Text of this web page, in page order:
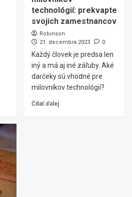
technológií: prekvapte
svojich zamestnancov
Robinson
21. decembra 2023
0
Každý človek je predsa len
iný a má aj iné záľuby. Aké
darčeky sú vhodné pre
milovníkov technológií?
Čítať ďalej